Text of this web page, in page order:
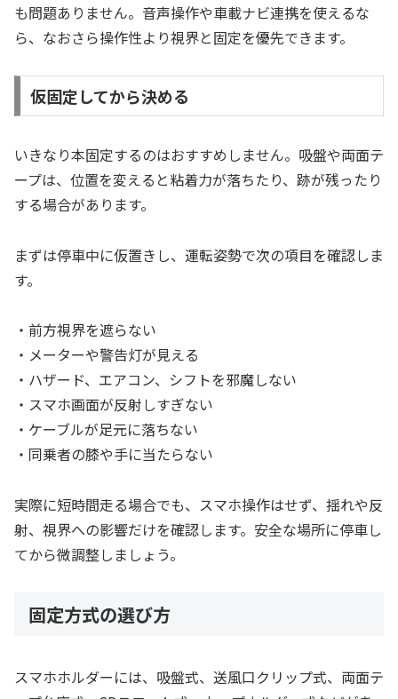
も問題ありません。音声操作や車載ナビ連携を使えるな
ら、なおさら操作性より視界と固定を優先できます。
仮固定してから決める
いきなり本固定するのはおすすめしません。吸盤や両面テ
ープは、位置を変えると粘着力が落ちたり、跡が残ったり
する場合があります。
まずは停車中に仮置きし、運転姿勢で次の項目を確認しま
す。
・前方視界を遮らない
・メーターや警告灯が見える
・ハザード、エアコン、シフトを邪魔しない
・スマホ画面が反射しすぎない
・ケーブルが足元に落ちない
・同乗者の膝や手に当たらない
実際に短時間走る場合でも、スマホ操作はせず、揺れや反
射、視界への影響だけを確認します。安全な場所に停車し
てから微調整しましょう。
固定方式の選び方
スマホホルダーには、吸盤式、送風口クリップ式、両面テ